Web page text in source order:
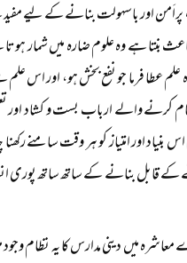
پراَمن اور باسہولت بنانے کے
ہے وہ علوم ضارہ میں شمار ہوتا
عطا فرما جو نفع بخش ہو، اور اس علم
کرنے والے ارباب بست و کشاد اور
اور امتیاز کو ہر وقت سامنے
کے قابل بنانے کے ساتھ ساتھ پوری
میں دینی مدارس کا یہ نظام